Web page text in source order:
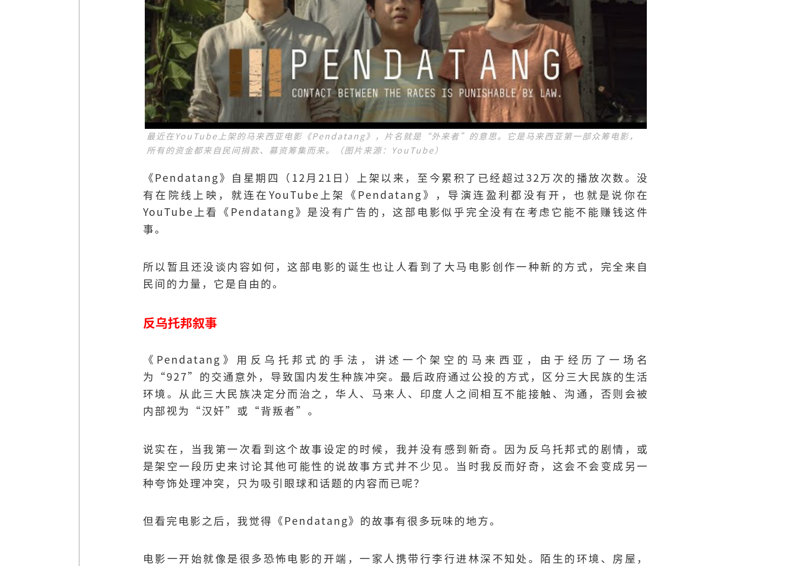
最近在YouTube上架的马来西亚电影《Pendatang》，片名就是“外来者”的意思。它是马来西亚第一部众筹电影，
所有的资金都来自民间捐款、募资筹集而来。（图片来源：YouTube）
《Pendatang》自星期四（12月21日）上架以来，至今累积了已经超过32万次的播放次数。没
有在院线上映，就连在YouTube上架《Pendatang》，导演连盈利都没有开，也就是说你在
YouTube上看《Pendatang》是没有广告的，这部电影似乎完全没有在考虑它能不能赚钱这件
事。
所以暂且还没谈内容如何，这部电影的诞生也让人看到了大马电影创作一种新的方式，完全来自
民间的力量，它是自由的。
反乌托邦叙事
《Pendatang》用反乌托邦式的手法，讲述一个架空的马来西亚，由于经历了一场名
为“927”的交通意外，导致国内发生种族冲突。最后政府通过公投的方式，区分三大民族的生活
环境。从此三大民族决定分而治之，华人、马来人、印度人之间相互不能接触、沟通，否则会被
内部视为“汉奸”或“背叛者”。
说实在，当我第一次看到这个故事设定的时候，我并没有感到新奇。因为反乌托邦式的剧情，或
是架空一段历史来讨论其他可能性的说故事方式并不少见。当时我反而好奇，这会不会变成另一
种夸饰处理冲突，只为吸引眼球和话题的内容而已呢？
但看完电影之后，我觉得《Pendatang》的故事有很多玩味的地方。
电影一开始就像是很多恐怖电影的开端，一家人携带行李行进林深不知处。陌生的环境、房屋，